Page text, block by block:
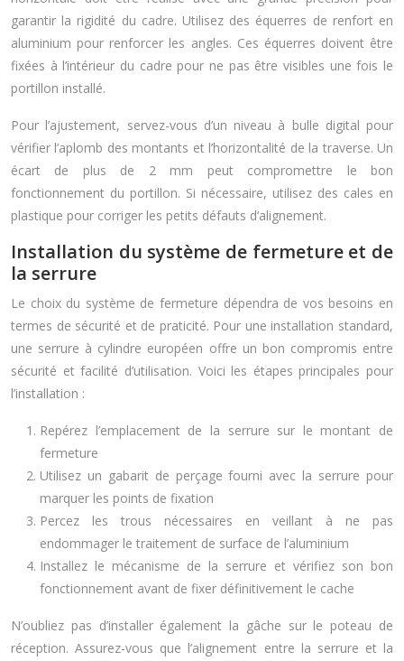
garantir la rigidité du cadre. Utilisez des équerres de renfort en
aluminium pour renforcer les angles. Ces équerres doivent être
fixées à l’intérieur du cadre pour ne pas être visibles une fois le
portillon installé.
Pour l’ajustement, servez-vous d’un niveau à bulle digital pour
vérifier l’aplomb des montants et l’horizontalité de la traverse. Un
écart de plus de 2 mm peut compromettre le bon
fonctionnement du portillon. Si nécessaire, utilisez des cales en
plastique pour corriger les petits défauts d’alignement.
Installation du système de fermeture et de
la serrure
Le choix du système de fermeture dépendra de vos besoins en
termes de sécurité et de praticité. Pour une installation standard,
une serrure à cylindre européen offre un bon compromis entre
sécurité et facilité d’utilisation. Voici les étapes principales pour
l’installation :
Repérez l’emplacement de la serrure sur le montant de
fermeture
Utilisez un gabarit de perçage fourni avec la serrure pour
marquer les points de fixation
Percez les trous nécessaires en veillant à ne pas
endommager le traitement de surface de l’aluminium
Installez le mécanisme de la serrure et vérifiez son bon
fonctionnement avant de fixer définitivement le cache
N’oubliez pas d’installer également la gâche sur le poteau de
réception. Assurez-vous que l’alignement entre la serrure et la